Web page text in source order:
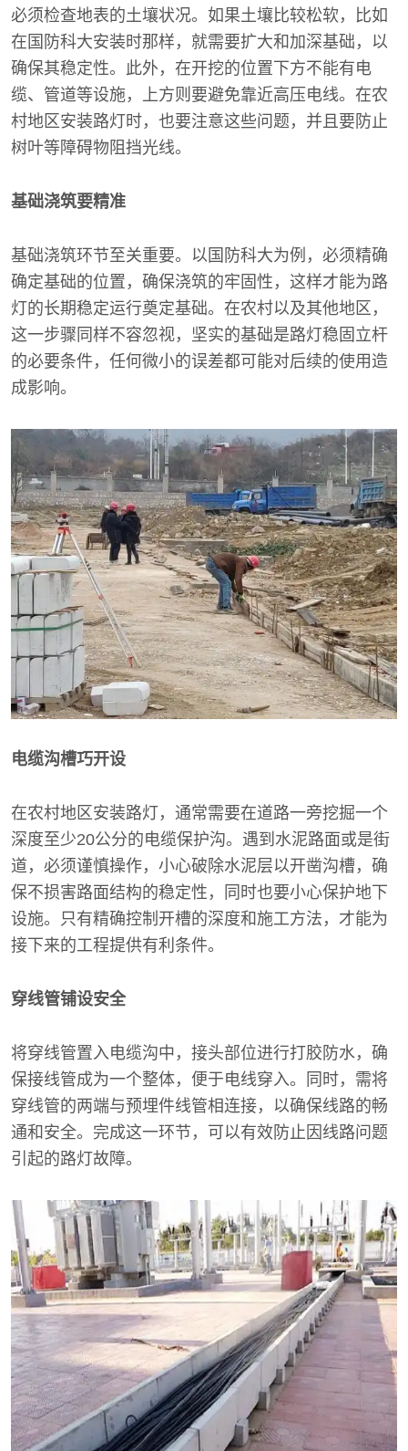
必须检查地表的土壤状况。如果土壤比较松软，比如
在国防科大安装时那样，就需要扩大和加深基础，以
确保其稳定性。此外，在开挖的位置下方不能有电
缆、管道等设施，上方则要避免靠近高压电线。在农
村地区安装路灯时，也要注意这些问题，并且要防止
树叶等障碍物阻挡光线。
基础浇筑要精准
基础浇筑环节至关重要。以国防科大为例，必须精确
确定基础的位置，确保浇筑的牢固性，这样才能为路
灯的长期稳定运行奠定基础。在农村以及其他地区，
这一步骤同样不容忽视，坚实的基础是路灯稳固立杆
的必要条件，任何微小的误差都可能对后续的使用造
成影响。
电缆沟槽巧开设
在农村地区安装路灯，通常需要在道路一旁挖掘一个
深度至少20公分的电缆保护沟。遇到水泥路面或是街
道，必须谨慎操作，小心破除水泥层以开凿沟槽，确
保不损害路面结构的稳定性，同时也要小心保护地下
设施。只有精确控制开槽的深度和施工方法，才能为
接下来的工程提供有利条件。
穿线管铺设安全
将穿线管置入电缆沟中，接头部位进行打胶防水，确
保接线管成为一个整体，便于电线穿入。同时，需将
穿线管的两端与预埋件线管相连接，以确保线路的畅
通和安全。完成这一环节，可以有效防止因线路问题
引起的路灯故障。